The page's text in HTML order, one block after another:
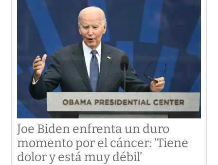
Joe Biden enfrenta un duro
momento por el cáncer: ‘Tiene
dolor y está muy débil’